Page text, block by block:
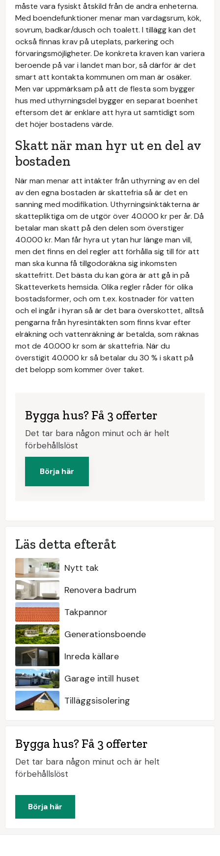
måste vara fysiskt åtskild från de andra enheterna.
Med boendefunktioner menar man vardagsrum, kök,
sovrum, badkar/dusch och toalett. I tillägg kan det
också finnas krav på uteplats, parkering och
förvaringsmöjligheter. De konkreta kraven kan variera
beroende på var i landet man bor, så därför är det
smart att kontakta kommunen om man är osäker.
Men var uppmärksam på att de flesta som bygger
hus med uthyrningsdel bygger en separat boenhet
eftersom det är enklare att hyra ut samtidigt som
det höjer bostadens värde.
Skatt när man hyr ut en del av
bostaden
När man menar att intäkter från uthyrning av en del
av den egna bostaden är skattefria så är det en
sanning med modifikation. Uthyrningsinktäkterna är
skattepliktiga om de utgör över 40.000 kr per år. Då
betalar man skatt på den delen som överstiger
40.000 kr. Man får hyra ut ytan hur länge man vill,
men det finns en del regler att förhålla sig till för att
man ska kunna få tillgodoräkna sig inkomsten
skattefritt. Det bästa du kan göra är att gå in på
Skatteverkets hemsida. Olika regler råder för olika
bostadsformer, och om t.ex. kostnader för vatten
och el ingår i hyran så är det bara överskottet, alltså
pengarna från hyresintäkten som finns kvar efter
elräkning och vattenräkning är betalda, som räknas
mot de 40.000 kr som är skattefria. När du
överstigit 40.000 kr så betalar du 30 % i skatt på
det belopp som kommer över taket.
Bygga hus? Få 3 offerter
Det tar bara någon minut och är helt
förbehållslöst
Börja här
Läs detta efteråt
Nytt tak
Renovera badrum
Takpannor
Generationsboende
Inreda källare
Garage intill huset
Tilläggsisolering
Bygga hus? Få 3 offerter
Det tar bara någon minut och är helt
förbehållslöst
Börja här